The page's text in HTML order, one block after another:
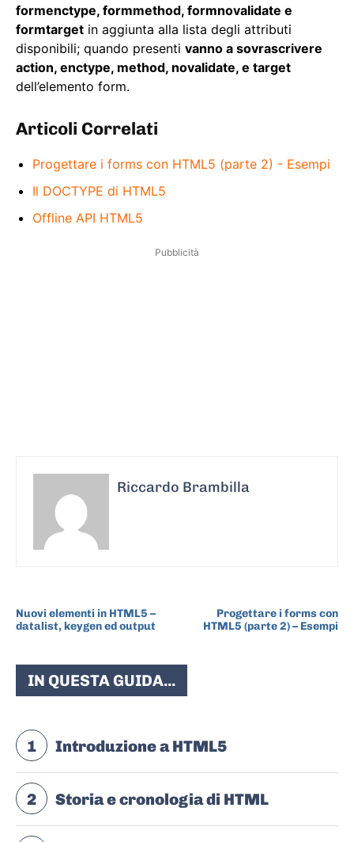
formenctype, formmethod, formnovalidate e
formtarget in aggiunta alla lista degli attributi
disponibili; quando presenti vanno a sovrascrivere
action, enctype, method, novalidate, e target
dell’elemento form.
Articoli Correlati
Progettare i forms con HTML5 (parte 2) - Esempi
Il DOCTYPE di HTML5
Offline API HTML5
Pubblicità
Riccardo Brambilla
Nuovi elementi in HTML5 –
datalist, keygen ed output
Progettare i forms con
HTML5 (parte 2) – Esempi
IN QUESTA GUIDA...
1 Introduzione a HTML5
2 Storia e cronologia di HTML